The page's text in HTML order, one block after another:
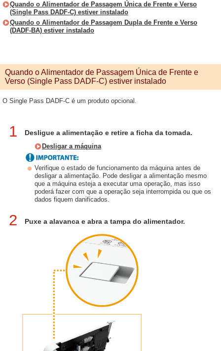
Quando o Alimentador de Passagem Única de Frente e Verso
(Single Pass DADF-C) estiver instalado
Quando o Alimentador de Passagem Dupla de Frente e Verso
(DADF-BA) estiver instalado
Quando o Alimentador de Passagem Única de Frente e
Verso (Single Pass DADF-C) estiver instalado
O Single Pass DADF-C é um produto opcional.
1 Desligue a alimentação e retire a ficha da tomada.
Desligar a máquina
Verifique o estado de funcionamento da máquina antes de
desligar a alimentação. Pode desligar a alimentação mesmo
que a máquina esteja a executar uma operação, mas isso
poderá fazer com que a operação seja interrompida ou que os
dados fiquem danificados.
2 Puxe a alavanca e abra a tampa do alimentador.